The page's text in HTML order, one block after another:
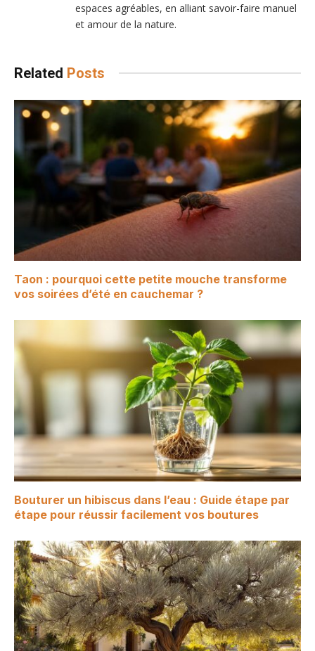
espaces agréables, en alliant savoir-faire manuel
et amour de la nature.
Related Posts
Taon : pourquoi cette petite mouche transforme
vos soirées d’été en cauchemar ?
Bouturer un hibiscus dans l’eau : Guide étape par
étape pour réussir facilement vos boutures